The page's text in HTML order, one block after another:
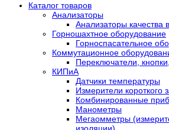
Каталог товаров
Анализаторы
Анализаторы качества
Горношахтное оборудование
Горноспасательное
Коммутационное
Переключатели,
КИПиА
Датчики температуры
Измерители короткого
Комбинированные
Манометры
Мегаомметры